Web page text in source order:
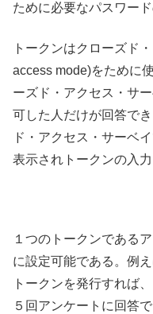
ために必要なパスワー
トークンはクローズド
access mode)をために
ーズド・アクセス・サ
可した人だけが回答で
ド・アクセス・サーベ
表示されトークンの入力
１つのトークンである
に設定可能である。例
トークンを発行すれば
５回アンケートに回答